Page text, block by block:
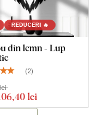
REDUCERI 🔥
din lemn - Lup
(2)
,40 lei